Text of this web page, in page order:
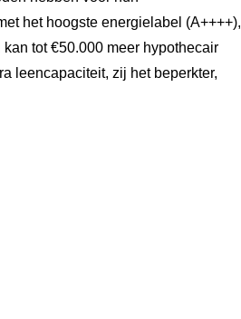
het hoogste energielabel (A++++),
tot €50.000 meer hypothecair
leencapaciteit, zij het beperkter,